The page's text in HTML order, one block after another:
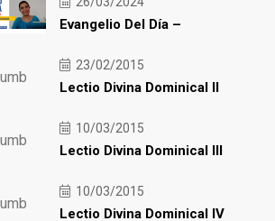
Evangelio Del Día –
23/02/2015
Lectio Divina Dominical II
10/03/2015
Lectio Divina Dominical III
10/03/2015
Lectio Divina Dominical IV